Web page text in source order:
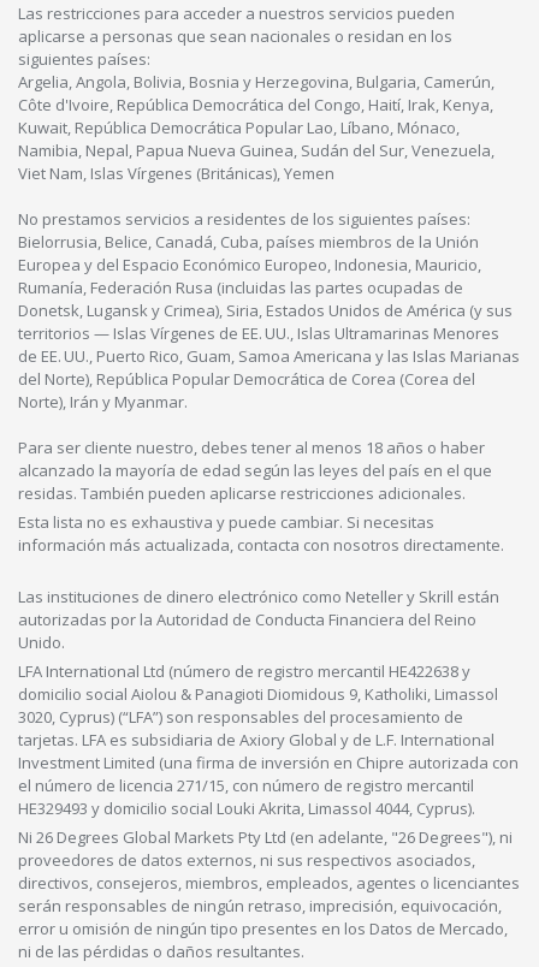
Las restricciones para acceder a nuestros servicios pueden
aplicarse a personas que sean nacionales o residan en los
siguientes países:
Argelia, Angola, Bolivia, Bosnia y Herzegovina, Bulgaria, Camerún,
Côte d'Ivoire, República Democrática del Congo, Haití, Irak, Kenya,
Kuwait, República Democrática Popular Lao, Líbano, Mónaco,
Namibia, Nepal, Papua Nueva Guinea, Sudán del Sur, Venezuela,
Viet Nam, Islas Vírgenes (Británicas), Yemen
No prestamos servicios a residentes de los siguientes países:
Bielorrusia, Belice, Canadá, Cuba, países miembros de la Unión
Europea y del Espacio Económico Europeo, Indonesia, Mauricio,
Rumanía, Federación Rusa (incluidas las partes ocupadas de
Donetsk, Lugansk y Crimea), Siria, Estados Unidos de América (y sus
territorios — Islas Vírgenes de EE. UU., Islas Ultramarinas Menores
de EE. UU., Puerto Rico, Guam, Samoa Americana y las Islas Marianas
del Norte), República Popular Democrática de Corea (Corea del
Norte), Irán y Myanmar.
Para ser cliente nuestro, debes tener al menos 18 años o haber
alcanzado la mayoría de edad según las leyes del país en el que
residas. También pueden aplicarse restricciones adicionales.
Esta lista no es exhaustiva y puede cambiar. Si necesitas
información más actualizada, contacta con nosotros directamente.
Las instituciones de dinero electrónico como Neteller y Skrill están
autorizadas por la Autoridad de Conducta Financiera del Reino
Unido.
LFA International Ltd (número de registro mercantil HE422638 y
domicilio social Aiolou & Panagioti Diomidous 9, Katholiki, Limassol
3020, Cyprus) (“LFA”) son responsables del procesamiento de
tarjetas. LFA es subsidiaria de Axiory Global y de L.F. International
Investment Limited (una firma de inversión en Chipre autorizada con
el número de licencia 271/15, con número de registro mercantil
HE329493 y domicilio social Louki Akrita, Limassol 4044, Cyprus).
Ni 26 Degrees Global Markets Pty Ltd (en adelante, "26 Degrees"), ni
proveedores de datos externos, ni sus respectivos asociados,
directivos, consejeros, miembros, empleados, agentes o licenciantes
serán responsables de ningún retraso, imprecisión, equivocación,
error u omisión de ningún tipo presentes en los Datos de Mercado,
ni de las pérdidas o daños resultantes.